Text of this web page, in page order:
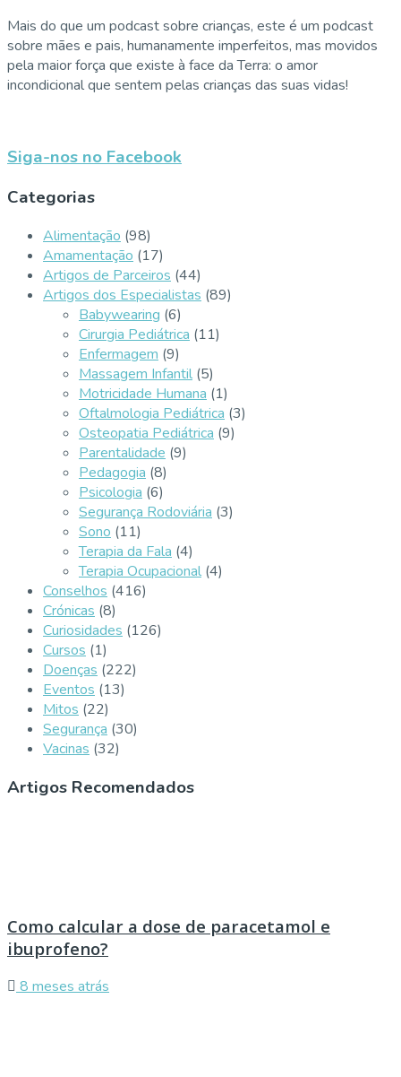
Mais do que um podcast sobre crianças, este é um podcast
sobre mães e pais, humanamente imperfeitos, mas movidos
pela maior força que existe à face da Terra: o amor
incondicional que sentem pelas crianças das suas vidas!
Siga-nos no Facebook
Categorias
Alimentação (98)
Amamentação (17)
Artigos de Parceiros (44)
Artigos dos Especialistas (89)
Babywearing (6)
Cirurgia Pediátrica (11)
Enfermagem (9)
Massagem Infantil (5)
Motricidade Humana (1)
Oftalmologia Pediátrica (3)
Osteopatia Pediátrica (9)
Parentalidade (9)
Pedagogia (8)
Psicologia (6)
Segurança Rodoviária (3)
Sono (11)
Terapia da Fala (4)
Terapia Ocupacional (4)
Conselhos (416)
Crónicas (8)
Curiosidades (126)
Cursos (1)
Doenças (222)
Eventos (13)
Mitos (22)
Segurança (30)
Vacinas (32)
Artigos Recomendados
Como calcular a dose de paracetamol e
ibuprofeno?
8 meses atrás